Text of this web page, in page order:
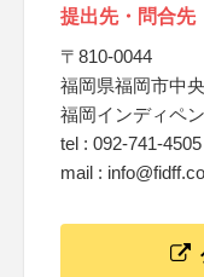
提出先・問合先
〒810-0044
福岡県福岡市中
福岡インディペ
tel : 092-741-4505
mail :